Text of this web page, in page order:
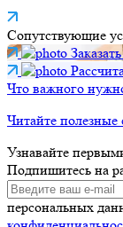
Сопутствующие
Что важного
Читайте полезные
Узнавайте
Подпишитесь на
персональных